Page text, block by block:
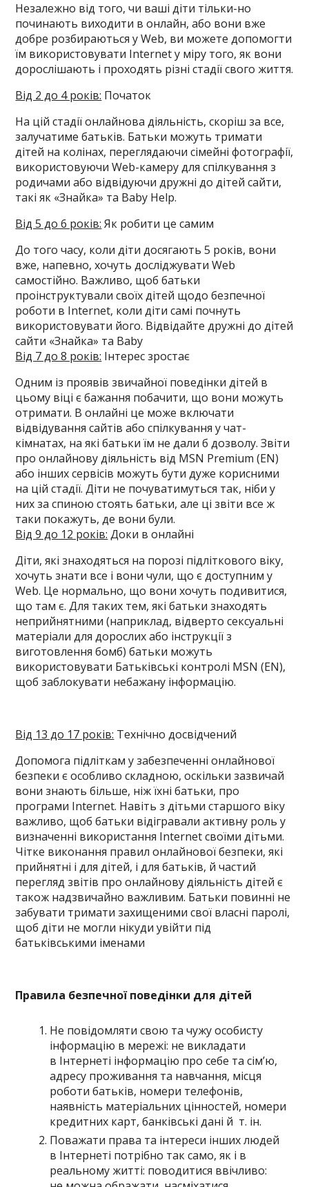
Незалежно від того, чи ваші діти тільки-но
починають виходити в онлайн, або вони вже
добре розбираються у Web, ви можете допомогти
їм використовувати Internet у міру того, як вони
дорослішають і проходять різні стадії свого життя.
Від 2 до 4 років: Початок
На цій стадії онлайнова діяльність, скоріш за все,
залучатиме батьків. Батьки можуть тримати
дітей на колінах, переглядаючи сімейні фотографії,
використовуючи Web-камеру для спілкування з
родичами або відвідуючи дружні до дітей сайти,
такі як «Знайка» та Baby Help.
Від 5 до 6 років: Як робити це самим
До того часу, коли діти досягають 5 років, вони
вже, напевно, хочуть досліджувати Web
самостійно. Важливо, щоб батьки
проінструктували своїх дітей щодо безпечної
роботи в Internet, коли діти самі почнуть
використовувати його. Відвідайте дружні до дітей
сайти «Знайка» та Baby
Від 7 до 8 років: Інтерес зростає
Одним із проявів звичайної поведінки дітей в
цьому віці є бажання побачити, що вони можуть
отримати. В онлайні це може включати
відвідування сайтів або спілкування у чат-
кімнатах, на які батьки їм не дали б дозволу. Звіти
про онлайнову діяльність від MSN Premium (EN)
або інших сервісів можуть бути дуже корисними
на цій стадії. Діти не почуватимуться так, ніби у
них за спиною стоять батьки, але ці звіти все ж
таки покажуть, де вони були.
Від 9 до 12 років: Доки в онлайні
Діти, які знаходяться на порозі підліткового віку,
хочуть знати все і вони чули, що є доступним у
Web. Це нормально, що вони хочуть подивитися,
що там є. Для таких тем, які батьки знаходять
неприйнятними (наприклад, відверто сексуальні
матеріали для дорослих або інструкції з
виготовлення бомб) батьки можуть
використовувати Батьківські контролі MSN (EN),
щоб заблокувати небажану інформацію.
Від 13 до 17 років: Технічно досвідчений
Допомога підліткам у забезпеченні онлайнової
безпеки є особливо складною, оскільки зазвичай
вони знають більше, ніж їхні батьки, про
програми Internet. Навіть з дітьми старшого віку
важливо, щоб батьки відігравали активну роль у
визначенні використання Internet своїми дітьми.
Чітке виконання правил онлайнової безпеки, які
прийнятні і для дітей, і для батьків, й частий
перегляд звітів про онлайнову діяльність дітей є
також надзвичайно важливим. Батьки повинні не
забувати тримати захищеними свої власні паролі,
щоб діти не могли нікуди увійти під
батьківськими іменами
Правила безпечної поведінки для дітей
Не повідомляти свою та чужу особисту
інформацію в мережі: не викладати
в Інтернеті інформацію про себе та сім’ю,
адресу проживання та навчання, місця
роботи батьків, номери телефонів,
наявність матеріальних цінностей, номери
кредитних карт, банківські дані й т. ін.
Поважати права та інтереси інших людей
в Інтернеті потрібно так само, як і в
реальному житті: поводитися ввічливо: